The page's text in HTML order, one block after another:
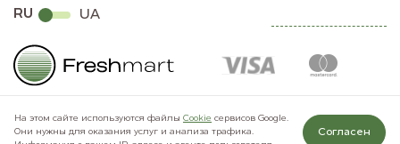
RU UA
На этом сайте используются файлы Сookie сервисов Google.
Они нужны для оказания услуг и анализа трафика.
Согласен